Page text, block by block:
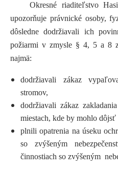
Okresné riaditeľstvo
upozorňuje právnické osoby,
dôsledne dodržiavali ich
požiarmi v zmysle § 4, 5 a 8
najmä:
dodržiavali zákaz
stromov,
dodržiavali zákaz
miestach, kde by mohlo
plnili opatrenia na úseku
so zvýšeným
činnostiach so zvýšeným